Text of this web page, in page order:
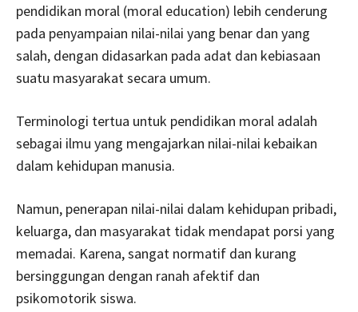
pendidikan moral (moral education) lebih cenderung
pada penyampaian nilai-nilai yang benar dan yang
salah, dengan didasarkan pada adat dan kebiasaan
suatu masyarakat secara umum.
Terminologi tertua untuk pendidikan moral adalah
sebagai ilmu yang mengajarkan nilai-nilai kebaikan
dalam kehidupan manusia.
Namun, penerapan nilai-nilai dalam kehidupan pribadi,
keluarga, dan masyarakat tidak mendapat porsi yang
memadai. Karena, sangat normatif dan kurang
bersinggungan dengan ranah afektif dan
psikomotorik siswa.